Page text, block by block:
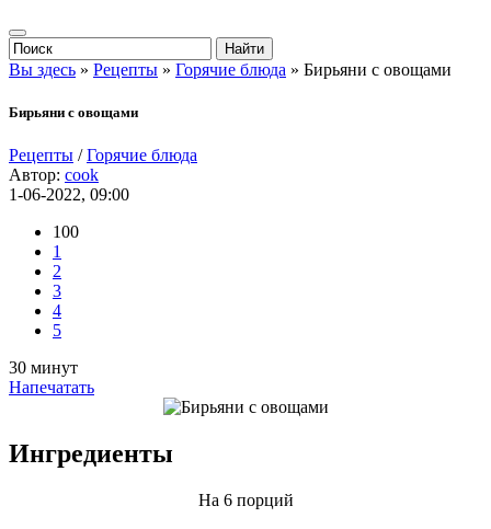
Вы здесь » Рецепты » Горячие блюда » Бирьяни с овощами
Бирьяни с овощами
Рецепты /Горячие блюда
Автор: cook
1-06-2022, 09:00
100
1
2
3
4
5
30 минут
Напечатать
Ингредиенты
На 6 порций